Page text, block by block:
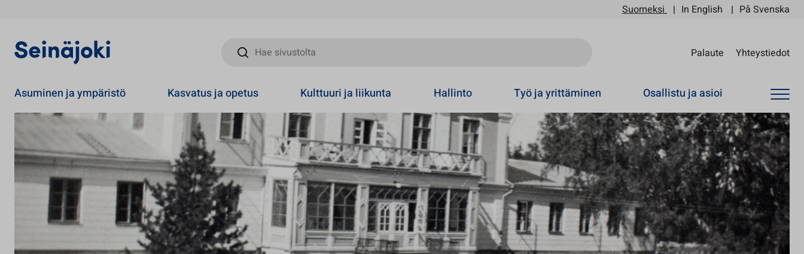
Suomeksi In English På Svenska
Hae sivustolta
Palaute Yhteystiedot
Asuminen ja ympäristö Kasvatus ja opetus Kulttuuri ja liikunta Hallinto Työ ja yrittäminen Osallistu ja asioi